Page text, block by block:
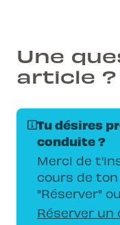
Une
article ?
Tu désires
conduite ?
Merci de
cours de
"Réserver"
Réserver un